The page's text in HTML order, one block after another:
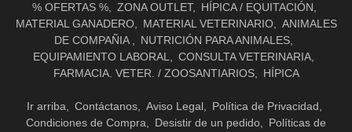
% OFERTAS % ZONA OUTLET
HÍPICA / EQUITACIÓN
MATERIAL GANADERO
MATERIAL VETERINARIO
ANIMALES
DE COMPAÑIA
NUTRICIÓN PARA ANIMALES
EQUIPAMIENTO LABORAL
CONSULTA VETERINARIA
FARMACIA. VETER. / ZOOSANTIARIOS
HÍPICA
Ir arriba Contáctanos Aviso Legal
Política de Privacidad
Condiciones de Compra
Desistir de un pedido
Políticas de